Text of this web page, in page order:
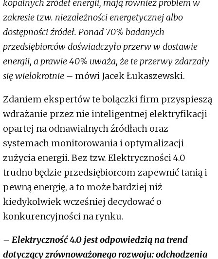
kopalnych źródeł energii, mają również problem w
zakresie tzw. niezależności energetycznej albo
dostępności źródeł. Ponad 70% badanych
przedsiębiorców doświadczyło przerw w dostawie
energii, a prawie 40% uważa, że te przerwy zdarzały
się wielokrotnie – mówi Jacek Łukaszewski.
Zdaniem ekspertów te bolączki firm przyspieszą
wdrażanie przez nie inteligentnej elektryfikacji
opartej na odnawialnych źródłach oraz
systemach monitorowania i optymalizacji
zużycia energii. Bez tzw. Elektryczności 4.0
trudno będzie przedsiębiorcom zapewnić tanią i
pewną energię, a to może bardziej niż
kiedykolwiek wcześniej decydować o
konkurencyjności na rynku.
– Elektryczność 4.0 jest odpowiedzią na trend
dotyczący zrównoważonego rozwoju: odchodzenia